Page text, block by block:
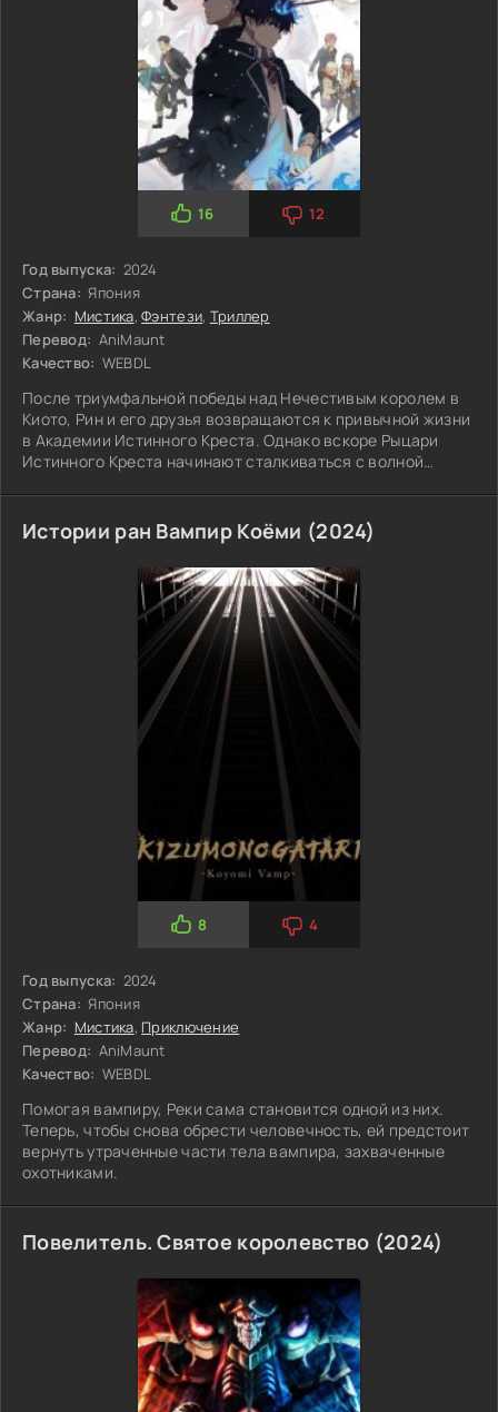
Год выпуска: 2024
Страна: Япония
Жанр: Мистика,Фэнтези, Триллер
Перевод: AniMaunt
Качество: WEBDL
После триумфальной победы над Нечестивым королем в
Киото, Рин и его друзья возвращаются к привычной жизни
в Академии Истинного Креста. Однако вскоре Рыцари
Истинного Креста начинают сталкиваться с волной
мир. Рин и его товарищи пытаются разгадать
16 12
Истории ран Вампир Коёми (2024)
Год выпуска: 2024
Страна: Япония
Жанр: Мистика, Приключение
Перевод: AniMaunt
Качество: WEBDL
Помогая вампиру, Реки сама становится одной из них.
Теперь, чтобы снова обрести человечность, ей предстоит
вернуть утраченные части тела вампира, захваченные
охотниками.
8 4
Повелитель. Святое королевство (2024)